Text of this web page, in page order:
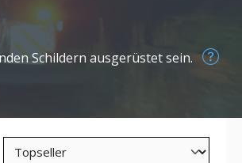
Schildern ausgerüstet sein.